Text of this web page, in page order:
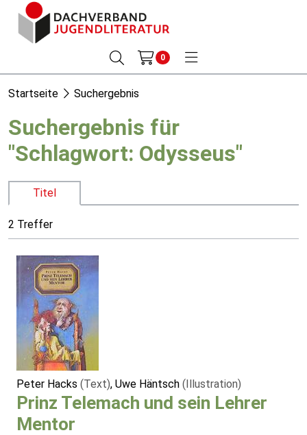
0
Startseite Suchergebnis
Suchergebnis für
"Schlagwort: Odysseus"
Titel
2 Treffer
Peter Hacks (Text), Uwe Häntsch (Illustration)
Prinz Telemach und sein Lehrer
Mentor